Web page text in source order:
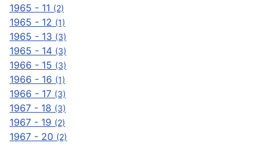
1965 - 11 (2)
1965 - 12 (1)
1965 - 13 (3)
1965 - 14 (3)
1966 - 15 (3)
1966 - 16 (1)
1966 - 17 (3)
1967 - 18 (3)
1967 - 19 (2)
1967 - 20 (2)